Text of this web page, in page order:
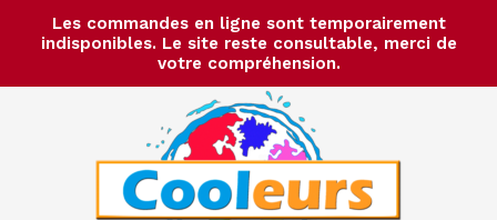
Les commandes en ligne sont temporairement
indisponibles. Le site reste consultable, merci de
votre compréhension.